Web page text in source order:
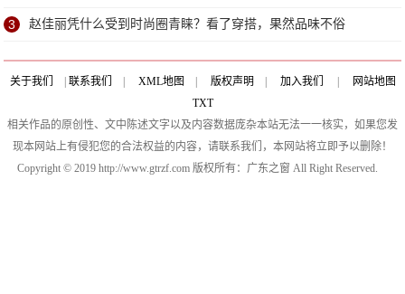
3 赵佳丽凭什么受到时尚圈青睐？看了穿搭，果然品味不俗
关于我们 联系我们 XML地图 版权声明 加入我们
网站地图
TXT
相关作品的原创性、文中陈述文字以及内容数据庞杂本站无法一一核实，如果您发
现本网站上有侵犯您的合法权益的内容，请联系我们，本网站将立即予以删除！
Copyright © 2019 http://www.gtrzf.com 版权所有：广东之窗 All Right Reserved.